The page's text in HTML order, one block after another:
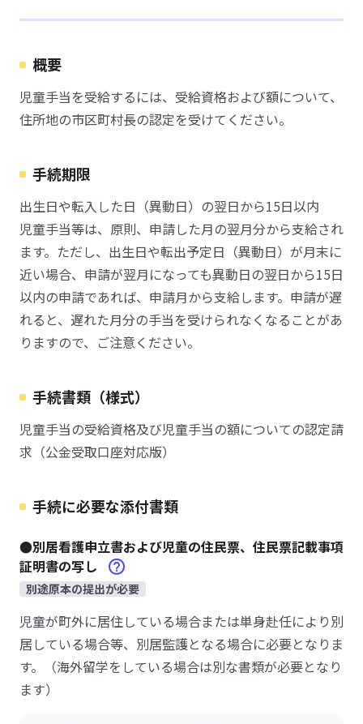
概要
児童手当を受給するには、受給資格および額について、
住所地の市区町村長の認定を受けてください。
手続期限
出生日や転入した日（異動日）の翌日から15日以内
児童手当等は、原則、申請した月の翌月分から支給され
ます。ただし、出生日や転出予定日（異動日）が月末に
近い場合、申請が翌月になっても異動日の翌日から15日
以内の申請であれば、申請月から支給します。申請が遅
れると、遅れた月分の手当を受けられなくなることがあ
りますので、ご注意ください。
手続書類（様式）
児童手当の受給資格及び児童手当の額についての認定請
求（公金受取口座対応版）
手続に必要な添付書類
●別居看護申立書および児童の住民票、住民票記載事項
証明書の写し
別途原本の提出が必要
児童が町外に居住している場合または単身赴任により別
居している場合等、別居監護となる場合に必要となりま
す。（海外留学をしている場合は別な書類が必要となり
ます）